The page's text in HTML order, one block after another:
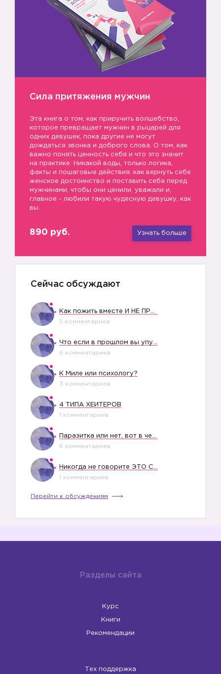
🦄
Сила притяжения мужчин
Эта книга о том, как приручить волшебство,
которое превращает мужчин в рыцарей для
одних девушек, пока другие не могут
дождаться звонка и доброго слова. О том, как
важно понять ценность себя и что это значит
на практике. Никакой воды, только логика,
факты и пошаговые действия: как вернуть себе
женское достоинство и поставить себя перед
мужчинами, чтобы они ценили, уважали и,
главное - любили такую чудесную девушку, как
вы.
890 руб. Узнать больше
Сейчас обсуждают
5 комментариев
6 комментариев
К Миле или психологу?
3 комментариев
4 ТИПА ХЕЙТЕРОВ
1 комментариев
6 комментариев
1 комментариев
Перейти к обсуждениям
Разделы сайта
Курс
Книги
Рекомендации
Тех поддержка